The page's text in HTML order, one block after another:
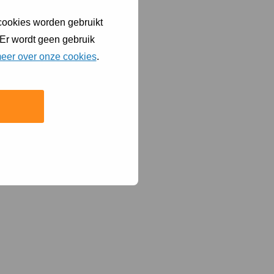
worden gebruikt
wordt geen gebruik
over onze cookies.